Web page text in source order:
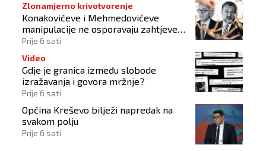
Zlonamjerno krivotvorenje
Konakovićeve i Mehmedovićeve
manipulacije ne osporavaju zahtjeve
Hrvata
Prije 6 sati
Video
Gdje je granica između slobode
izražavanja i govora mržnje?
Prije 6 sati
Općina Kreševo bilježi napredak na
svakom polju
Prije 6 sati